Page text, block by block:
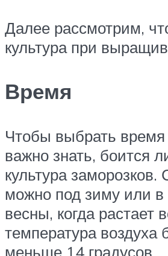
Далее рассмотрим,
культура при
Время
Чтобы выбрать время
важно знать, боится
культура заморозков.
можно под зиму или в
весны, когда растает
температура воздуха
меньше 14 градусов